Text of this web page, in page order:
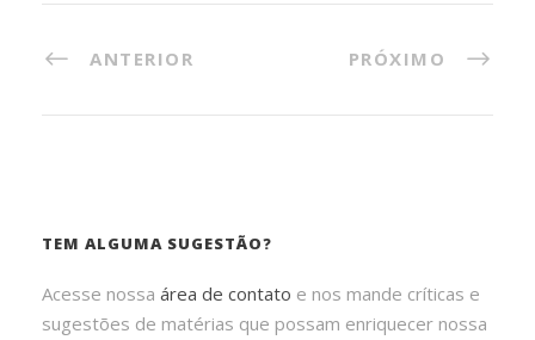
ANTERIOR PRÓXIMO
TEM ALGUMA SUGESTÃO?
Acesse nossa área de contato e nos mande críticas e
sugestões de matérias que possam enriquecer nossa